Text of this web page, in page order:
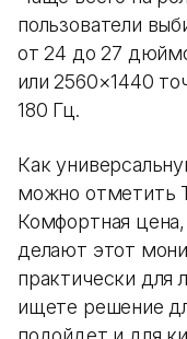
пользователи
от 24 до 27
или 2560×1440
180 Гц.
Как
можно отметить
Комфортная
делают этот
практически для
ищете решение